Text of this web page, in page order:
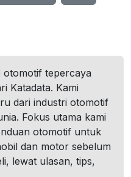
otomotif tepercaya
Katadata. Kami
dari industri otomotif
Fokus utama kami
otomotif untuk
dan motor sebelum
lewat ulasan, tips,